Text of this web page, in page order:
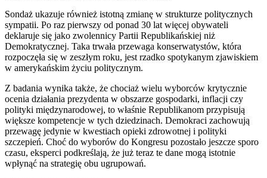
Sondaż ukazuje również istotną zmianę w strukturze politycznych
sympatii. Po raz pierwszy od ponad 30 lat więcej obywateli
deklaruje się jako zwolennicy Partii Republikańskiej niż
Demokratycznej. Taka trwała przewaga konserwatystów, która
rozpoczęła się w zeszłym roku, jest rzadko spotykanym zjawiskiem
w amerykańskim życiu politycznym.
Z badania wynika także, że chociaż wielu wyborców krytycznie
ocenia działania prezydenta w obszarze gospodarki, inflacji czy
polityki międzynarodowej, to właśnie Republikanom przypisują
większe kompetencje w tych dziedzinach. Demokraci zachowują
przewagę jedynie w kwestiach opieki zdrowotnej i polityki
szczepień. Choć do wyborów do Kongresu pozostało jeszcze sporo
czasu, eksperci podkreślają, że już teraz te dane mogą istotnie
wpłynąć na strategię obu ugrupowań.